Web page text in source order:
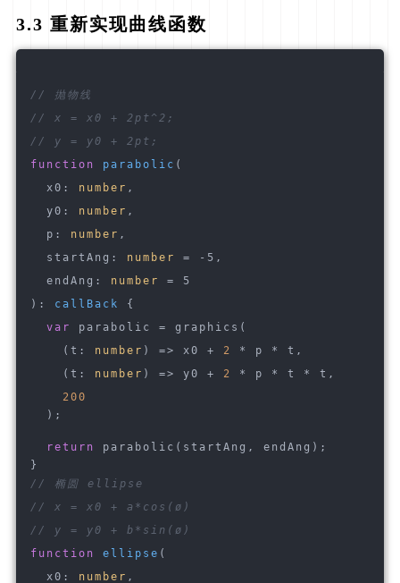
3.3 重新实现曲线函数
// 抛物线
// x = x0 + 2pt^2;
// y = y0 + 2pt;
function
parabolic (
x0: number ,
y0: number ,
p: number ,
startAng: number
= -5,
endAng: number
= 5
): callBack
{
var
parabolic = graphics(
( t: number ) => x0 + 2
* p * t,
( t: number ) => y0 + 2
* p * t * t,
200
);
return
parabolic(startAng, endAng);
}
// 椭圆 ellipse
// x = x0 + a*cos(ø)
// y = y0 + b*sin(ø)
function
ellipse (
x0: number ,